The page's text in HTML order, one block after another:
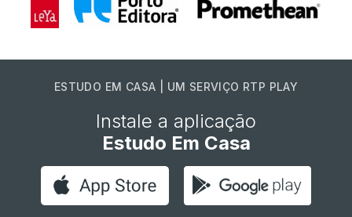
ESTUDO EM CASA | UM SERVIÇO RTP PLAY
Instale a aplicação
Estudo Em Casa